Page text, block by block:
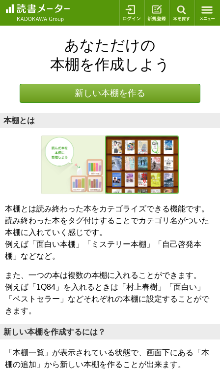
ログイン 新規登録
あなただけの
本棚を作成しよう
新しい本棚を作る
本棚とは
本棚とは読み終わった本をカテゴライズできる機能です。
読み終わった本をタグ付けすることでカテゴリ名がついた
本棚に入れていく感じです。
例えば「面白い本棚」「ミステリー本棚」「自己啓発本
棚」などなど。
また、一つの本は複数の本棚に入れることができます。
例えば「1Q84」を入れるときは「村上春樹」「面白い」
「ベストセラー」などそれぞれの本棚に設定することがで
きます。
新しい本棚を作成するには？
「本棚一覧」が表示されている状態で、画面下にある「本
棚の追加」から新しい本棚を作ることが出来ます。